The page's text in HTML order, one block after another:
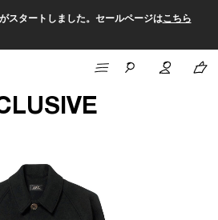
スタートしました。セールページはこちら